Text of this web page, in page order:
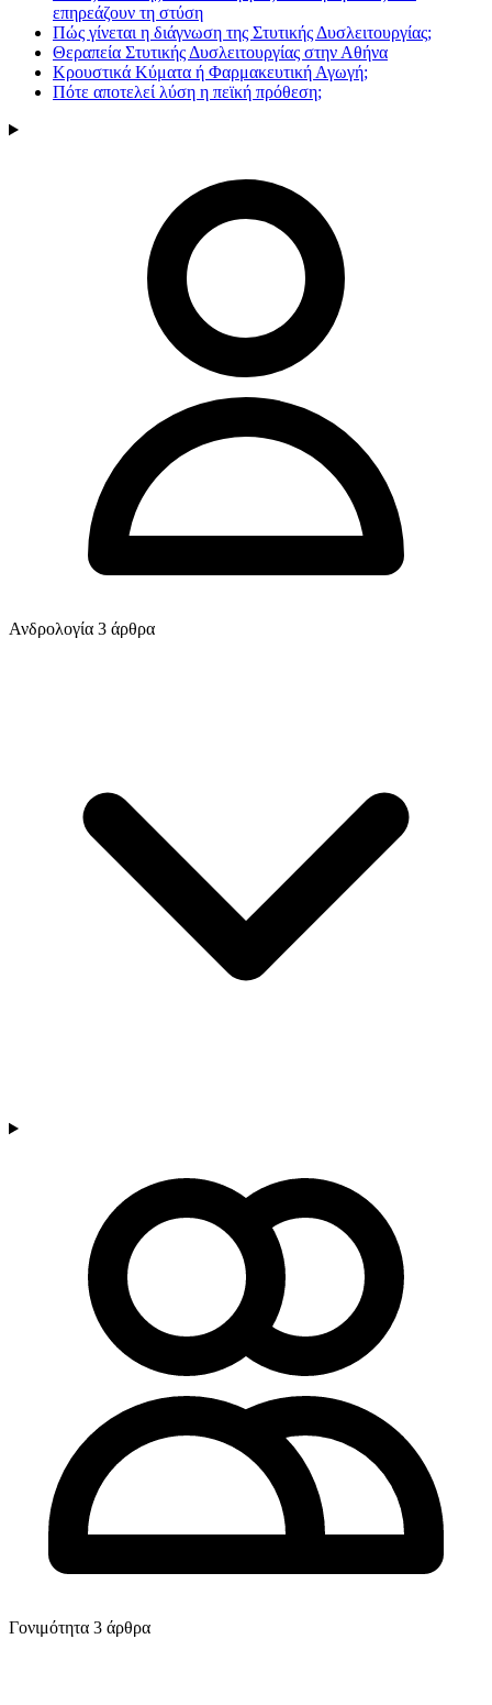
επηρεάζουν τη στύση
Πώς γίνεται η διάγνωση της Στυτικής Δυσλειτουργίας;
Θεραπεία Στυτικής Δυσλειτουργίας στην Αθήνα
Κρουστικά Κύματα ή Φαρμακευτική Αγωγή;
Πότε αποτελεί λύση η πεϊκή πρόθεση;
Ανδρολογία 3 άρθρα
Γονιμότητα 3 άρθρα